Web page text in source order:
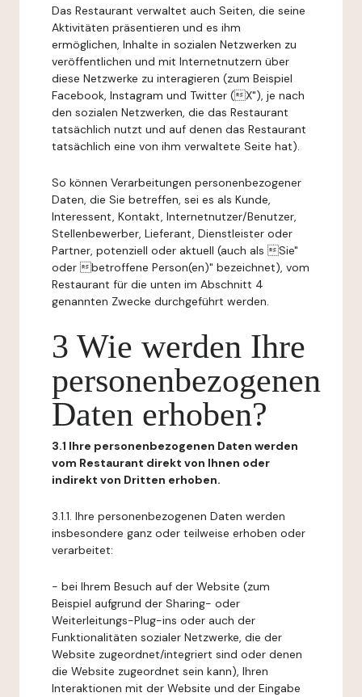
Das Restaurant verwaltet auch Seiten, die seine
Aktivitäten präsentieren und es ihm
ermöglichen, Inhalte in sozialen Netzwerken zu
veröffentlichen und mit Internetnutzern über
diese Netzwerke zu interagieren (zum Beispiel
Facebook, Instagram und Twitter (X"), je nach
den sozialen Netzwerken, die das Restaurant
tatsächlich nutzt und auf denen das Restaurant
tatsächlich eine von ihm verwaltete Seite hat).
So können Verarbeitungen personenbezogener
Daten, die Sie betreffen, sei es als Kunde,
Interessent, Kontakt, Internetnutzer/Benutzer,
Stellenbewerber, Lieferant, Dienstleister oder
Partner, potenziell oder aktuell (auch als Sie"
oder betroffene Person(en)" bezeichnet), vom
Restaurant für die unten im Abschnitt 4
genannten Zwecke durchgeführt werden.
3 Wie werden Ihre
personenbezogenen
Daten erhoben?
3.1 Ihre personenbezogenen Daten werden
vom Restaurant direkt von Ihnen oder
indirekt von Dritten erhoben.
3.1.1. Ihre personenbezogenen Daten werden
insbesondere ganz oder teilweise erhoben oder
verarbeitet:
- bei Ihrem Besuch auf der Website (zum
Beispiel aufgrund der Sharing- oder
Weiterleitungs-Plug-ins oder auch der
Funktionalitäten sozialer Netzwerke, die der
Website zugeordnet/integriert sind oder denen
die Website zugeordnet sein kann), Ihren
Interaktionen mit der Website und der Eingabe